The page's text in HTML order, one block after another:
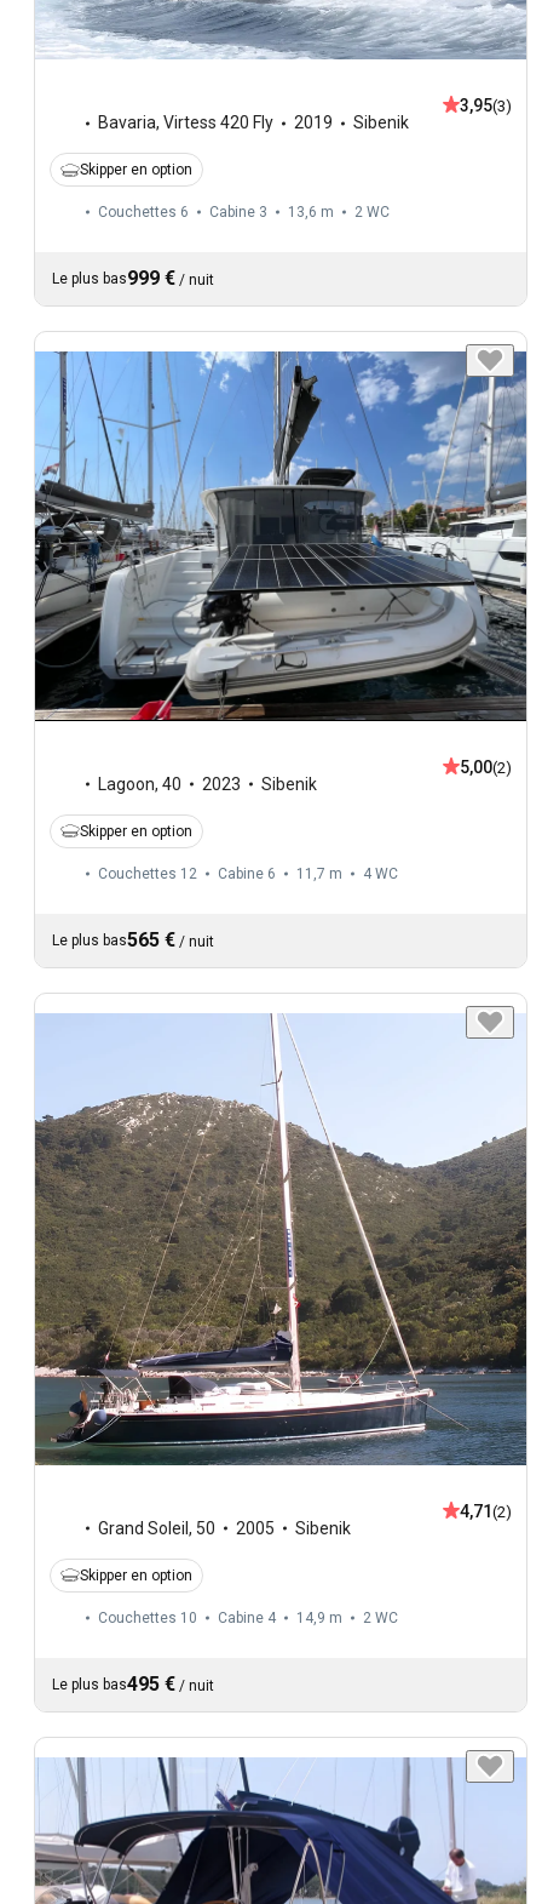
Bavaria, Virtess 420 Fly 2019 Sibenik
3,95(3)
Skipper en option
Couchettes 6 Cabine 3 13,6 m 2 WC
Le plus bas999 € / nuit
Lagoon, 40 2023 Sibenik
5,00(2)
Skipper en option
Couchettes 12 Cabine 6 11,7 m 4 WC
Le plus bas565 € / nuit
Grand Soleil , 50 2005 Sibenik
4,71 (2)
Skipper en option
Couchettes 10 Cabine 4 14,9 m 2 WC
Le plus bas495 € / nuit